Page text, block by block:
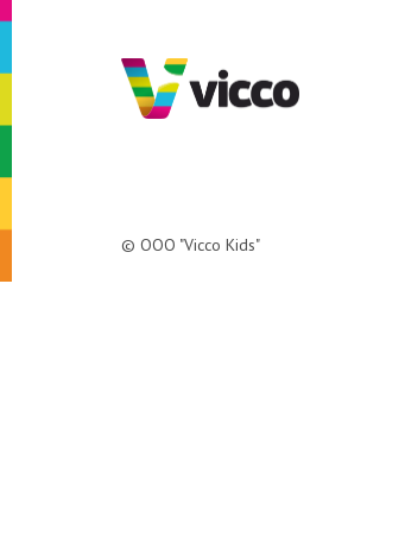
© ООО "Vicco Kids"